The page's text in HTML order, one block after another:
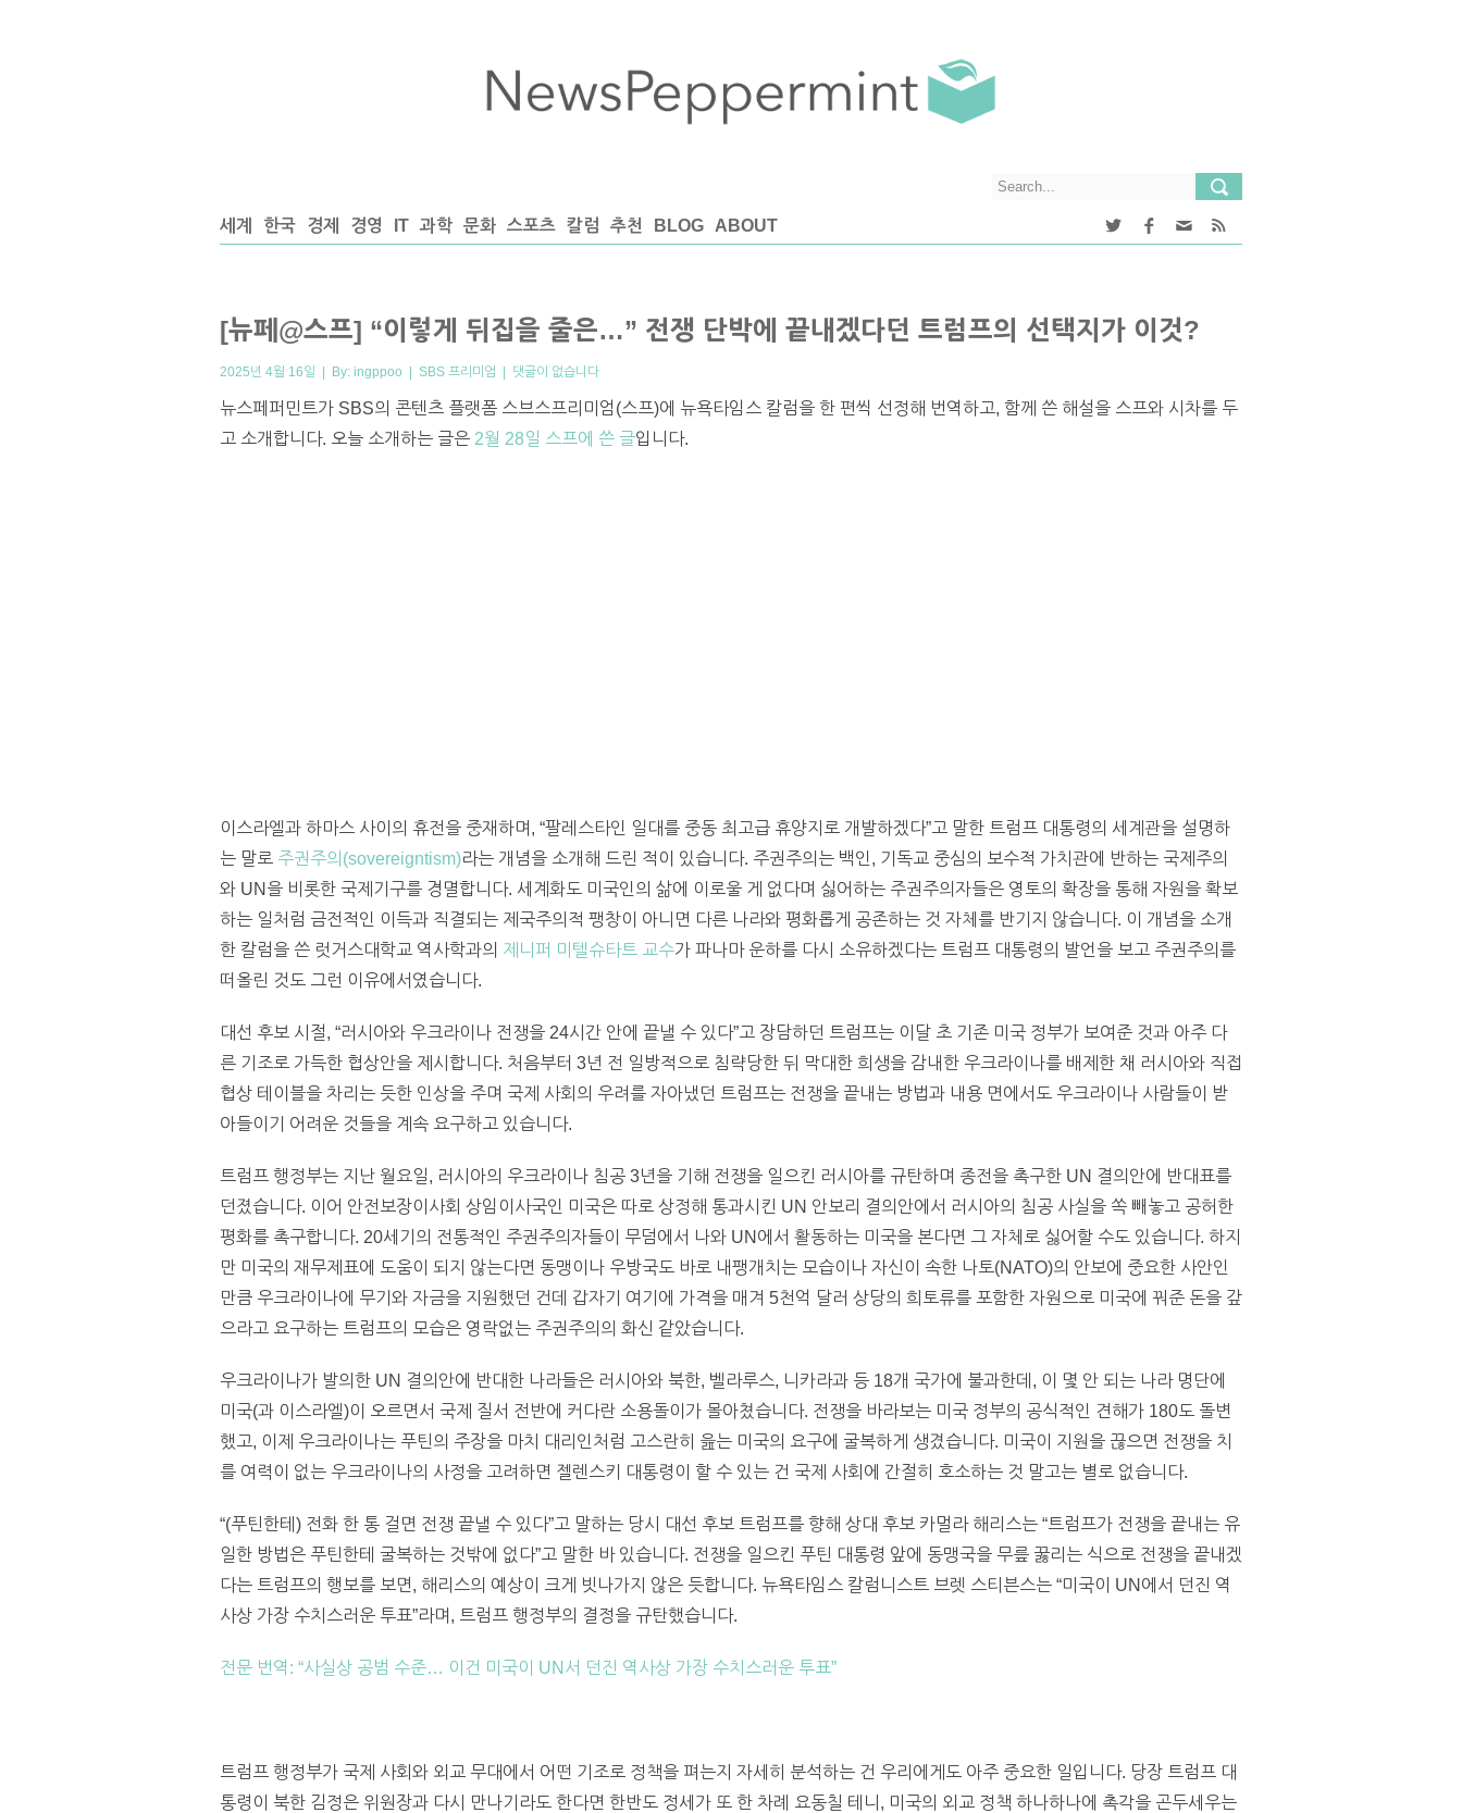
세계 한국 경제 경영 IT 과학 문화 스포츠 칼럼 추천 BLOG ABOUT
[뉴페@스프] “이렇게 뒤집을 줄은…” 전쟁 단박에 끝내겠다던 트럼프의 선택지가 이것?
2025년 4월 16일 | By: ingppoo | SBS 프리미엄 | 댓글이 없습니다
뉴스페퍼민트가 SBS의 콘텐츠 플랫폼 스브스프리미엄(스프)에 뉴욕타임스 칼럼을 한 편씩 선정해 번역하고, 함께 쓴 해설을 스프와 시차를 두
고 소개합니다. 오늘 소개하는 글은 2월 28일 스프에 쓴 글입니다.
이스라엘과 하마스 사이의 휴전을 중재하며, “팔레스타인 일대를 중동 최고급 휴양지로 개발하겠다”고 말한 트럼프 대통령의 세계관을 설명하
는 말로 주권주의(sovereigntism)라는 개념을 소개해 드린 적이 있습니다. 주권주의는 백인, 기독교 중심의 보수적 가치관에 반하는 국제주의
와 UN을 비롯한 국제기구를 경멸합니다. 세계화도 미국인의 삶에 이로울 게 없다며 싫어하는 주권주의자들은 영토의 확장을 통해 자원을 확보
하는 일처럼 금전적인 이득과 직결되는 제국주의적 팽창이 아니면 다른 나라와 평화롭게 공존하는 것 자체를 반기지 않습니다. 이 개념을 소개
한 칼럼을 쓴 럿거스대학교 역사학과의 제니퍼 미텔슈타트 교수가 파나마 운하를 다시 소유하겠다는 트럼프 대통령의 발언을 보고 주권주의를
떠올린 것도 그런 이유에서였습니다.
대선 후보 시절, “러시아와 우크라이나 전쟁을 24시간 안에 끝낼 수 있다”고 장담하던 트럼프는 이달 초 기존 미국 정부가 보여준 것과 아주 다
른 기조로 가득한 협상안을 제시합니다. 처음부터 3년 전 일방적으로 침략당한 뒤 막대한 희생을 감내한 우크라이나를 배제한 채 러시아와 직접
협상 테이블을 차리는 듯한 인상을 주며 국제 사회의 우려를 자아냈던 트럼프는 전쟁을 끝내는 방법과 내용 면에서도 우크라이나 사람들이 받
아들이기 어려운 것들을 계속 요구하고 있습니다.
트럼프 행정부는 지난 월요일, 러시아의 우크라이나 침공 3년을 기해 전쟁을 일으킨 러시아를 규탄하며 종전을 촉구한 UN 결의안에 반대표를
던졌습니다. 이어 안전보장이사회 상임이사국인 미국은 따로 상정해 통과시킨 UN 안보리 결의안에서 러시아의 침공 사실을 쏙 빼놓고 공허한
평화를 촉구합니다. 20세기의 전통적인 주권주의자들이 무덤에서 나와 UN에서 활동하는 미국을 본다면 그 자체로 싫어할 수도 있습니다. 하지
만 미국의 재무제표에 도움이 되지 않는다면 동맹이나 우방국도 바로 내팽개치는 모습이나 자신이 속한 나토(NATO)의 안보에 중요한 사안인
만큼 우크라이나에 무기와 자금을 지원했던 건데 갑자기 여기에 가격을 매겨 5천억 달러 상당의 희토류를 포함한 자원으로 미국에 꿔준 돈을 갚
으라고 요구하는 트럼프의 모습은 영락없는 주권주의의 화신 같았습니다.
우크라이나가 발의한 UN 결의안에 반대한 나라들은 러시아와 북한, 벨라루스, 니카라과 등 18개 국가에 불과한데, 이 몇 안 되는 나라 명단에
미국(과 이스라엘)이 오르면서 국제 질서 전반에 커다란 소용돌이가 몰아쳤습니다. 전쟁을 바라보는 미국 정부의 공식적인 견해가 180도 돌변
했고, 이제 우크라이나는 푸틴의 주장을 마치 대리인처럼 고스란히 읊는 미국의 요구에 굴복하게 생겼습니다. 미국이 지원을 끊으면 전쟁을 치
를 여력이 없는 우크라이나의 사정을 고려하면 젤렌스키 대통령이 할 수 있는 건 국제 사회에 간절히 호소하는 것 말고는 별로 없습니다.
“(푸틴한테) 전화 한 통 걸면 전쟁 끝낼 수 있다”고 말하는 당시 대선 후보 트럼프를 향해 상대 후보 카멀라 해리스는 “트럼프가 전쟁을 끝내는 유
일한 방법은 푸틴한테 굴복하는 것밖에 없다”고 말한 바 있습니다. 전쟁을 일으킨 푸틴 대통령 앞에 동맹국을 무릎 꿇리는 식으로 전쟁을 끝내겠
다는 트럼프의 행보를 보면, 해리스의 예상이 크게 빗나가지 않은 듯합니다. 뉴욕타임스 칼럼니스트 브렛 스티븐스는 “미국이 UN에서 던진 역
사상 가장 수치스러운 투표”라며, 트럼프 행정부의 결정을 규탄했습니다.
전문 번역: “사실상 공범 수준… 이건 미국이 UN서 던진 역사상 가장 수치스러운 투표”
트럼프 행정부가 국제 사회와 외교 무대에서 어떤 기조로 정책을 펴는지 자세히 분석하는 건 우리에게도 아주 중요한 일입니다. 당장 트럼프 대
통령이 북한 김정은 위원장과 다시 만나기라도 한다면 한반도 정세가 또 한 차례 요동칠 테니, 미국의 외교 정책 하나하나에 촉각을 곤두세우는